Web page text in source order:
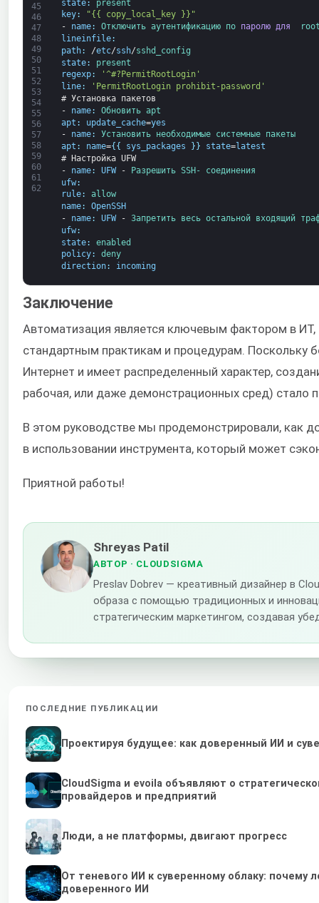
45
46
47
48
49
50
51
52
53
54
55
56
57
58
59
60
61
62
state:
present
key:
"{{ copy_local_key }}"
-
name: Отключить аутентификацию по паролю для
lineinfile:
path: /etc/ssh/sshd_config
state:
present
regexp:
'^#?PermitRootLogin'
line:
'PermitRootLogin prohibit-password'
# Установка пакетов
-
name: Обновить apt
apt : update_cache=yes
-
name: Установить необходимые системные пакеты
apt : name={ { sys_packages } } state=latest
# Настройка UFW
-
name: UFW - Разрешить SSH-
соединения
ufw:
rule:
allow
name:
OpenSSH
-
name: UFW - Запретить весь остальной входящий
ufw:
state:
enabled
policy:
deny
direction: incoming
Заключение
Автоматизация является ключевым фактором в
стандартным практикам и процедурам. Поскольку
Интернет и имеет распределенный характер,
рабочая, или даже демонстрационных сред) стало
В этом руководстве мы продемонстрировали, как
в использовании инструмента, который может
Приятной работы!
Shreyas Patil
АВТОР · CLOUDSIGMA
Preslav Dobrev — креативный дизайнер в
образа с помощью традиционных и
стратегическим маркетингом, создавая
ПОСЛЕДНИЕ ПУБЛИКАЦИИ
Проектируя будущее: как доверенный ИИ и
CloudSigma и evoila объявляют о
провайдеров и предприятий
Люди, а не платформы, двигают прогресс
От теневого ИИ к суверенному облаку:
доверенного ИИ